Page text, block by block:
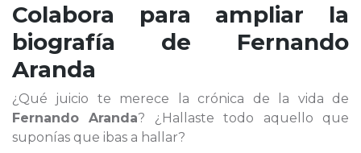
Colabora para ampliar la
biografía de Fernando
Aranda
¿Qué juicio te merece la crónica de la vida de
Fernando Aranda? ¿Hallaste todo aquello que
suponías que ibas a hallar?